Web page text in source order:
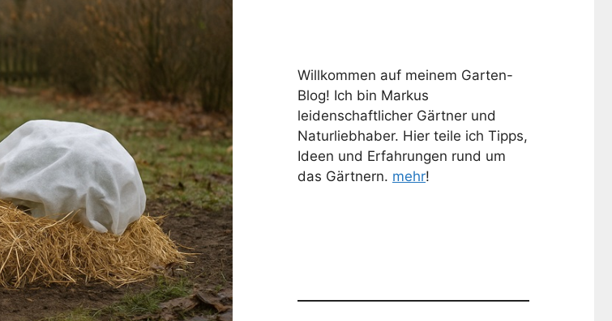
Willkommen auf meinem Garten-
Blog! Ich bin Markus
leidenschaftlicher Gärtner und
Naturliebhaber. Hier teile ich Tipps,
Ideen und Erfahrungen rund um
das Gärtnern. mehr!